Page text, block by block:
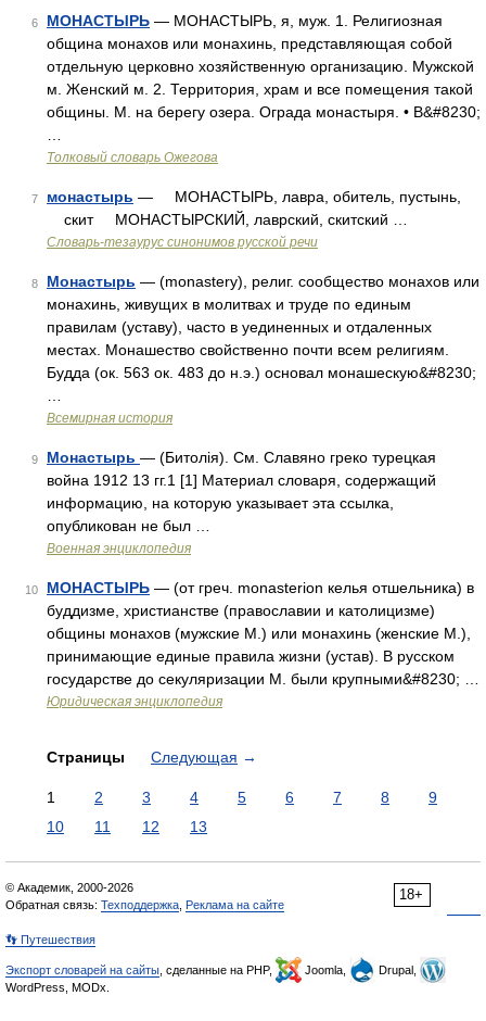
6 МОНАСТЫРЬ — МОНАСТЫРЬ, я, муж. 1. Религиозная
община монахов или монахинь, представляющая собой
отдельную церковно хозяйственную организацию. Мужской
м. Женский м. 2. Территория, храм и все помещения такой
общины. М. на берегу озера. Ограда монастыря. • В&#8230;
Толковый словарь Ожегова
7 монастырь — МОНАСТЫРЬ, лавра, обитель, пустынь,
скит МОНАСТЫРСКИЙ, лаврский, скитский …
Словарь-тезаурус синонимов русской речи
8 Монастырь — (monastery), религ. сообщество монахов или
монахинь, живущих в молитвах и труде по единым
правилам (уставу), часто в уединенных и отдаленных
местах. Монашество свойственно почти всем религиям.
Будда (ок. 563 ок. 483 до н.э.) основал монашескую&#8230;
Всемирная история
9 Монастырь — (Битолія). См. Славяно греко турецкая
война 1912 13 гг.1 [1] Материал словаря, содержащий
информацию, на которую указывает эта ссылка,
опубликован не был …
Военная энциклопедия
10 МОНАСТЫРЬ — (от греч. monasterion келья отшельника) в
буддизме, христианстве (православии и католицизме)
общины монахов (мужские М.) или монахинь (женские М.),
принимающие единые правила жизни (устав). В русском
государстве до секуляризации М. были крупными&#8230; …
Юридическая энциклопедия
Страницы Следующая →
1 2 3 4 5 6 7 8
9
10
11 12 13
18+
© Академик, 2000-2026
Обратная связь: Техподдержка Реклама на сайте
👣 Путешествия
Экспорт словарей на сайты , сделанные на PHP, Joomla,
Drupal,
WordPress, MODx.